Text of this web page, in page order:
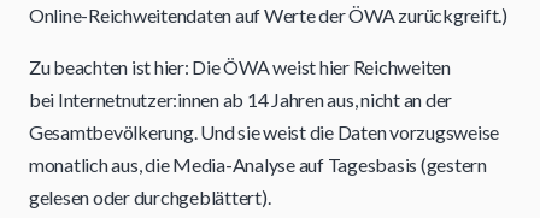
Online-Reichweitendaten auf Werte der ÖWA zurückgreift.)
Zu beachten ist hier: Die ÖWA weist hier Reichweiten
bei Internetnutzer:innen ab 14 Jahren aus, nicht an der
Gesamtbevölkerung. Und sie weist die Daten vorzugsweise
monatlich aus, die Media-Analyse auf Tagesbasis (gestern
gelesen oder durchgeblättert).